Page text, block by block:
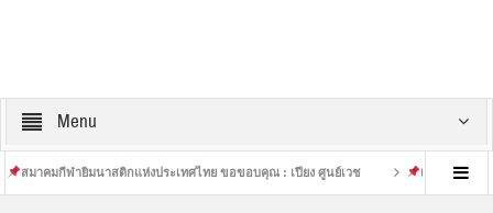
Menu
มนาสติกแห่งประเทศไทย ขอขอบคุณ : เปียง ศูนย์เวช เสร็จสิ้นการฝึกซ้อมที่หนักข